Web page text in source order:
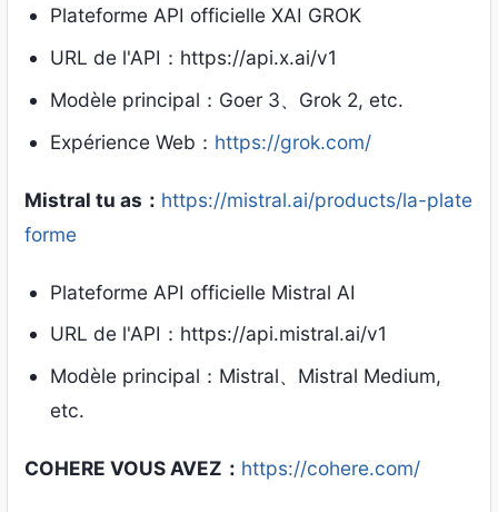
Plateforme API officielle XAI GROK
URL de l'API：https://api.x.ai/v1
Modèle principal：Goer 3、Grok 2, etc.
Expérience Web： https://grok.com/
Mistral tu as： https://mistral.ai/products/la-plate
forme
Plateforme API officielle Mistral AI
URL de l'API：https://api.mistral.ai/v1
Modèle principal：Mistral、Mistral Medium,
etc.
COHERE VOUS AVEZ： https://cohere.com/